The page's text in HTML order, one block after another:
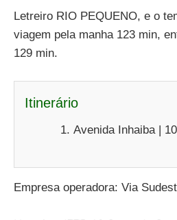
Letreiro RIO PEQUENO, e o
viagem pela manha 123 min,
129 min.
Itinerário
Avenida Inhaiba |
Empresa operadora: Via